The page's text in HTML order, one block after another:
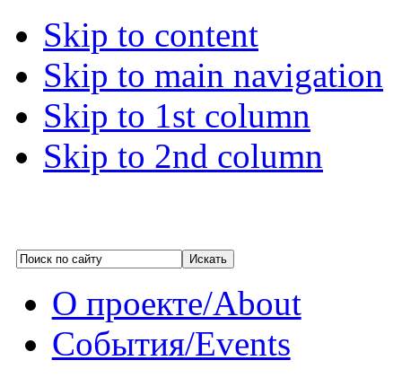
Skip to content
Skip to main navigation
Skip to 1st column
Skip to 2nd column
О проекте/About
События/Events